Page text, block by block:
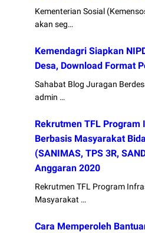
Kementerian Sosial
akan seg…
Kemendagri Siapkan
Desa, Download Format
Sahabat Blog Juragan
admin …
Rekrutmen TFL
Berbasis Masyarakat
(SANIMAS, TPS 3R,
Anggaran 2020
Rekrutmen TFL Program
Masyarakat …
Cara Memperoleh